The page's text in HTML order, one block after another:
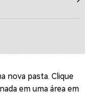
nova pasta. Clique
em uma área em